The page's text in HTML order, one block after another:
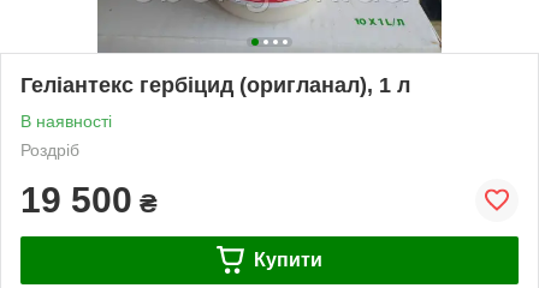
Геліантекс гербіцид (оригланал), 1 л
В наявності
Роздріб
19 500 ₴
Купити